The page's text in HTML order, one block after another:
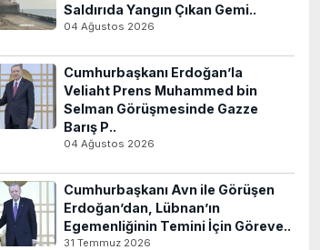
Saldırıda Yangın Çıkan Gemi..
04 Ağustos 2026
Cumhurbaşkanı Erdoğan’la
Veliaht Prens Muhammed bin
Selman Görüşmesinde Gazze
Barış P..
04 Ağustos 2026
Cumhurbaşkanı Avn ile Görüşen
Erdoğan’dan, Lübnan’ın
Egemenliğinin Temini İçin Göreve..
31 Temmuz 2026